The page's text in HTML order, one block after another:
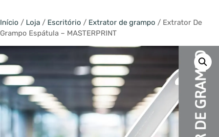
Início / Loja / Escritório / Extrator de grampo / Extrator De
Grampo Espátula – MASTERPRINT